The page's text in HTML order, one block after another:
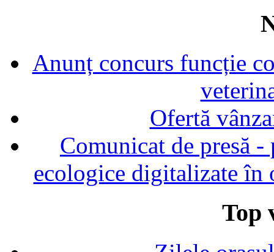
Anunț concurs funcție
Ofertă
Comunicat de presă
ecologice digitalizate în
Top